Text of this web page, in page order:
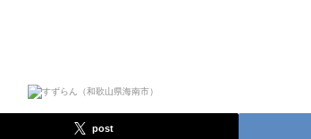
post